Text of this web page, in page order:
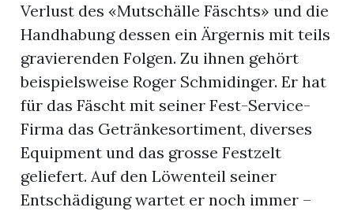
Verlust des «Mutschälle Fäschts» und die
Handhabung dessen ein Ärgernis mit teils
gravierenden Folgen. Zu ihnen gehört
beispielsweise Roger Schmidinger. Er hat
für das Fäscht mit seiner Fest-Service-
Firma das Getränkesortiment, diverses
Equipment und das grosse Festzelt
geliefert. Auf den Löwenteil seiner
Entschädigung wartet er noch immer –